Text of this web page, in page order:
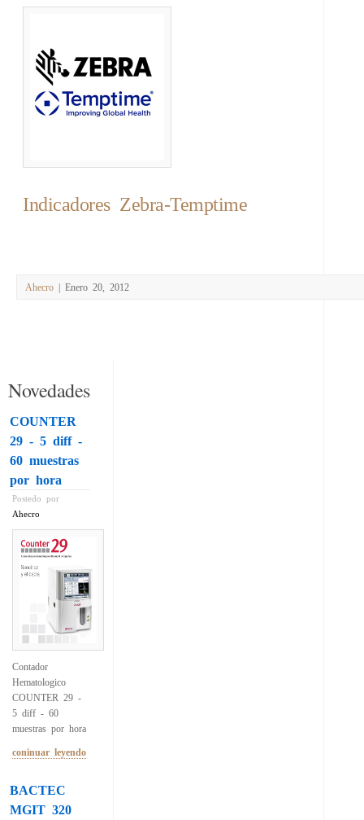
Indicadores Zebra-Temptime
Ahecro | Enero 20, 2012
Novedades
COUNTER
29 - 5 diff -
60 muestras
por hora
Postedo por
Ahecro
Contador
Hematologico
COUNTER 29 -
5 diff - 60
muestras por hora
coninuar leyendo
BACTEC
MGIT 320